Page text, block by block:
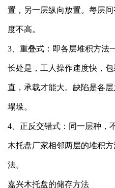
置，另一层纵向放置。每层
度不高。
3、重叠式：即各层堆积方法
长处是，工人操作速度快，
直，承载才能大。缺陷是各
塌垛。
4、正反交错式：同一层种，
木托盘厂家相邻两层的堆积
法。
嘉兴木托盘的储存方法